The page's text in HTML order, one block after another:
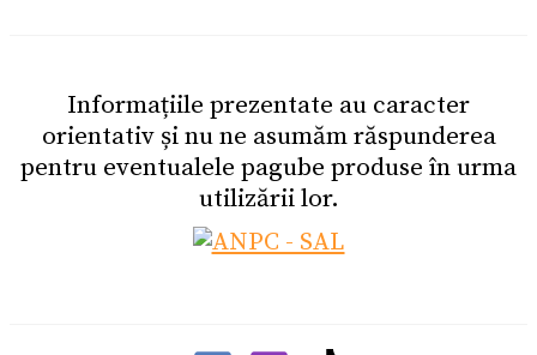
Informațiile prezentate au caracter
orientativ și nu ne asumăm răspunderea
pentru eventualele pagube produse în urma
utilizării lor.